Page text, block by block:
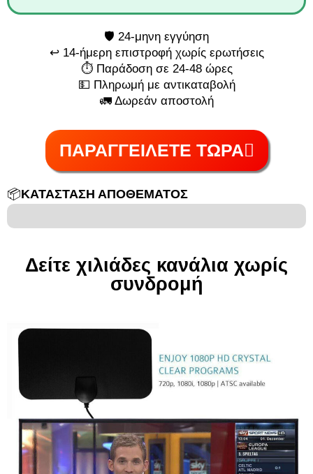
🛡️ 24-μηνη εγγύηση
↩️ 14-ήμερη επιστροφή χωρίς ερωτήσεις
⏱️ Παράδοση σε 24-48 ώρες
💵 Πληρωμή με αντικαταβολή
🚛 Δωρεάν αποστολή
ΠΑΡΑΓΓΕΙΛΕΤΕ ΤΩΡΑ
📦ΚΑΤΑΣΤΑΣΗ ΑΠΟΘΕΜΑΤΟΣ
Δείτε χιλιάδες κανάλια χωρίς
συνδρομή